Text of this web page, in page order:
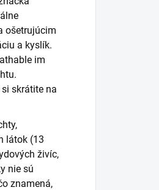
ošetrujúcim
a kyslík.
im
skrátite na
látok (13
živíc,
nie sú
znamená,